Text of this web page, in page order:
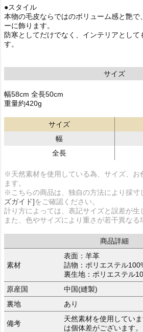
●スタイル
本物の毛皮ならではのボリューム感と艶で
ーに飾ります。
防寒としてだけでなく、インテリアとし
す。
サイズ
幅58cm 全長50cm
重量約420g
サイズ
幅
全長
※天然素材を使用している為、サイズ、お
ます。
※こちらの商品は、独自の方法により採寸
ズガイド]をご確認ください。
計り方によっては、表記サイズと誤差が生
また、色やサイズにより重さが若干異なる
商品詳細
素材
表面：羊革
詰物：ポリエステル
裏生地：ポリエステル
原産国
中国(縫製)
裏地
あり
備考
天然素材を使用してい
は個体差がございます。